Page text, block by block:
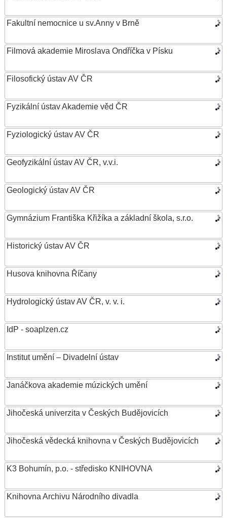
Fakultní nemocnice u sv.Anny v Brně
Filmová akademie Miroslava Ondříčka v Písku
Filosofický ústav AV ČR
Fyzikální ústav Akademie věd ČR
Fyziologický ústav AV ČR
Geofyzikální ústav AV ČR, v.v.i.
Geologický ústav AV ČR
Gymnázium Františka Křižíka a základní škola, s.r.o.
Historický ústav AV ČR
Husova knihovna Říčany
Hydrologický ústav AV ČR, v. v. i.
IdP - soaplzen.cz
Institut umění – Divadelní ústav
Janáčkova akademie múzických umění
Jihočeská univerzita v Českých Budějovicích
Jihočeská vědecká knihovna v Českých Budějovicích
K3 Bohumín, p.o. - středisko KNIHOVNA
Knihovna Archivu Národního divadla